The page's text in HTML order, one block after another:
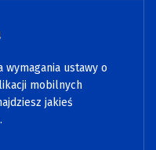
wymagania ustawy o
mobilnych
jakieś